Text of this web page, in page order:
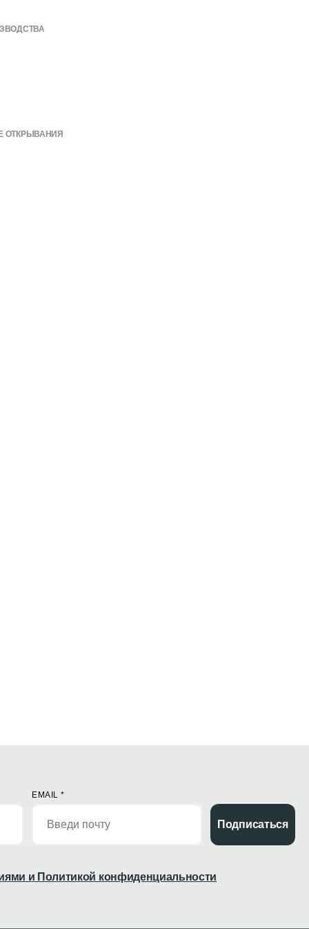
ОТКРЫВАНИЯ
EMAIL*
Подписаться
и Политикой конфиденциальности